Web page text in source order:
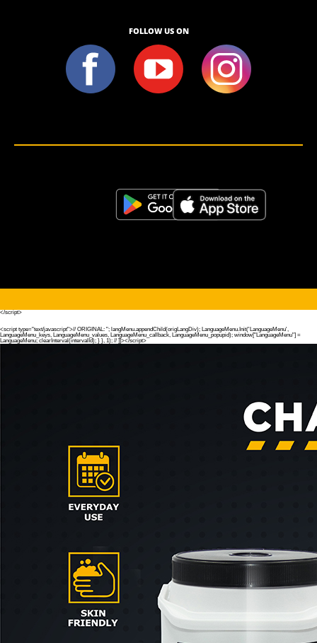
FOLLOW US ON
</script>
<script type="text/javascript">// ORIGINAL: "; langMenu.appendChild(origLangDiv); LanguageMenu.Init('LanguageMenu',
LanguageMenu_keys, LanguageMenu_values, LanguageMenu_callback, LanguageMenu_popupid); window["LanguageMenu"] =
LanguageMenu; clearInterval(intervalId); } }, 1); // ]]></script>